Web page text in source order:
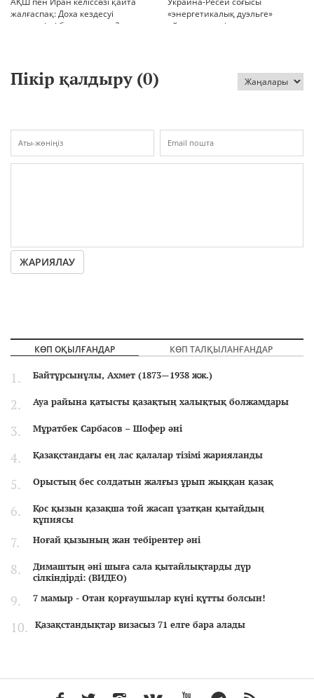
жалғаспақ: Доха кездесуі
шиеленісті бәсеңдете ме?
«энергетикалық дуэльге»
айналып кетті
Пікір қалдыру (0)
ЖАРИЯЛАУ
КӨП ОҚЫЛҒАНДАР КӨП ТАЛҚЫЛАНҒАНДАР
Байтұрсынұлы, Ахмет (1873—1938 жж.)
Ауа райына қатысты қазақтың халықтық болжамдары
Мұратбек Сарбасов – Шофер әні
Қазақстандағы ең лас қалалар тізімі жарияланды
Орыстың бес солдатын жалғыз ұрып жыққан қазақ
Қос қызын қазақша той жасап ұзатқан қытайдың
құпиясы
Ноғай қызының жан тебірентер әні
Димаштың әні шыға сала қытайлықтарды дүр
сілкіндірді: (ВИДЕО)
7 мамыр - Отан қорғаушылар күні құтты болсын!
Қазақстандықтар визасыз 71 елге бара алады